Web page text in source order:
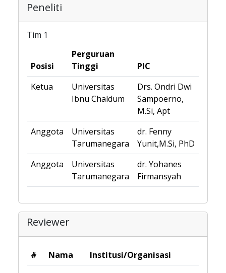
Peneliti
Tim 1
Posisi
Perguruan
Tinggi
PIC
Ketua
Universitas
Ibnu Chaldum
Drs. Ondri Dwi
Sampoerno,
M.Si, Apt
Anggota
Universitas
Tarumanegara
dr. Fenny
Yunit,M.Si, PhD
Anggota
Universitas
Tarumanegara
dr. Yohanes
Firmansyah
Reviewer
# Nama Institusi/Organisasi